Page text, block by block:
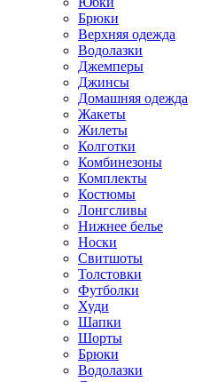
Брюки
Верхняя одежда
Водолазки
Джемперы
Джинсы
Домашняя одежда
Жакеты
Жилеты
Колготки
Комбинезоны
Комплекты
Костюмы
Лонгсливы
Нижнее белье
Носки
Свитшоты
Толстовки
Футболки
Худи
Шапки
Шорты
Брюки
Водолазки